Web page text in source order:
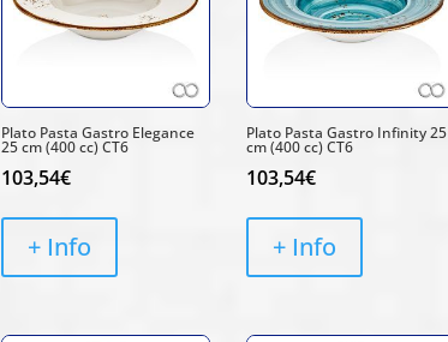
Plato Pasta Gastro Elegance
25 cm (400 cc) CT6
103,54€
+ Info
Plato Pasta Gastro Infinity 25
cm (400 cc) CT6
103,54€
+ Info